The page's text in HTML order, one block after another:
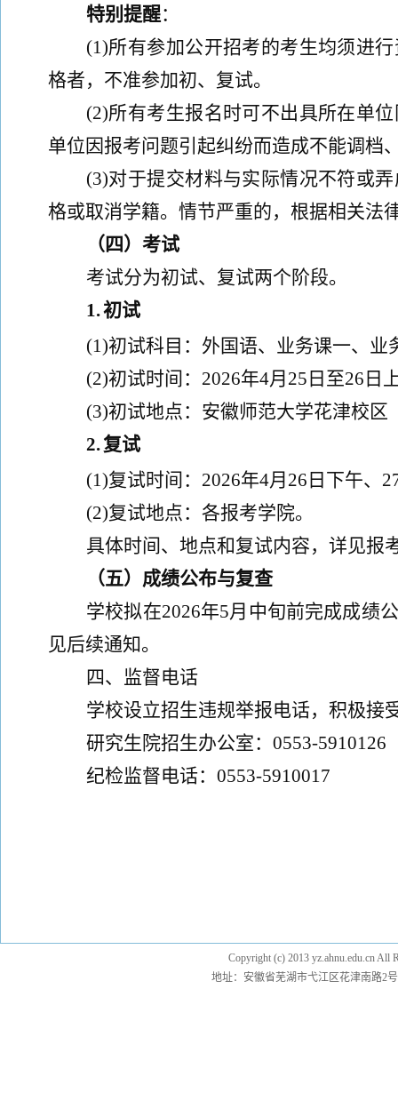
特别提醒：
(1)所有参加公开招考的考生均须进
格者，不准参加初、复试。
(2)所有考生报名时可不出具所在单
单位因报考问题引起纠纷而造成不能调档
(3)对于提交材料与实际情况不符或
格或取消学籍。情节严重的，根据相关法
（ 四） 考试
考试分为初试、复试两个阶段。
1.初试
(1)初试科目：外国语、业务课一、业
(2)初试时间： 2026年4月 25 日至26 日
(3)初试地点：安徽师范大学花津校区
2.复试
(1)复试时间： 2026年4月 26 日下午、
(2)复试地点：各报考学院。
具体时间、地点和复试内容，详见报
（五）成绩公布与复查
学校拟在2026年5月 中旬前完成成绩
见后续通知。
四、 监督电话
学校设立招生违规举报电话，积极接
研究生 院招生办公室： 0553-5910126
纪检监督电话： 0553-5910017
Copyright (c) 2013 yz.ahnu.edu.cn
地址：安徽省芜湖市弋江区花津南路2